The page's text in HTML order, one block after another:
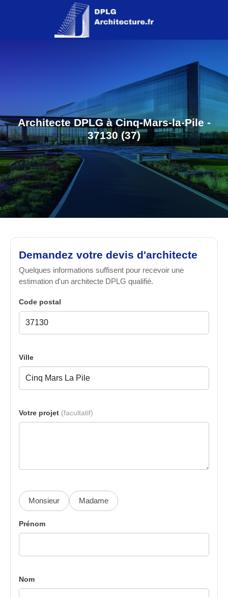
Architecte DPLG à Cinq-Mars-la-Pile -
37130 (37)
Demandez votre devis d'architecte
Quelques informations suffisent pour recevoir une
estimation d'un architecte DPLG qualifié.
Code postal
Ville
Votre projet (facultatif)
Monsieur Madame
Prénom
Nom